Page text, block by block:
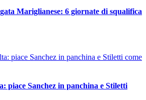
Mariglianese: 6 giornate di squalifica
piace Sanchez in panchina e Stiletti